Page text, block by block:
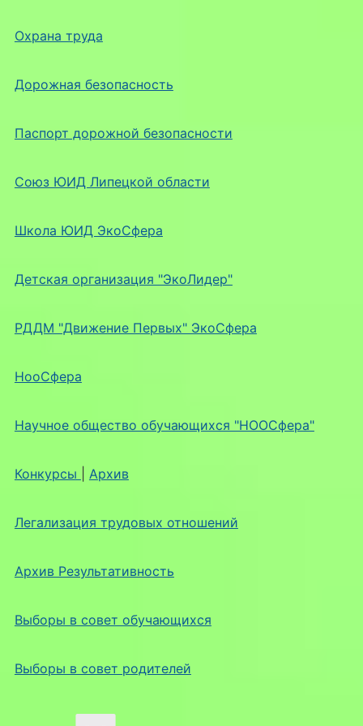
Охрана труда
Дорожная безопасность
Паспорт дорожной безопасности
Союз ЮИД Липецкой области
Школа ЮИД ЭкоСфера
Детская организация "ЭкоЛидер"
РДДМ "Движение Первых" ЭкоСфера
НооСфера
Научное общество обучающихся "НООСфера"
Конкурсы Архив
Легализация трудовых отношений
Архив Результативность
Выборы в совет обучающихся
Выборы в совет родителей